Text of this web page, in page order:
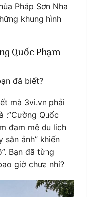
Pháp Sơn Nha
khung hình
Quốc Phạm
đã biết?
mà 3vi.vn phải
:”Cường Quốc
đam mê du lịch
săn ảnh” khiến
Bạn đã từng
giờ chưa nhỉ?